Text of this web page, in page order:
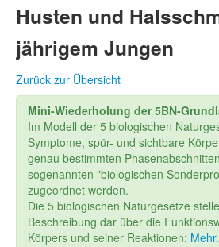
Husten und
jährigem Jungen
Zurück zur Übersicht
Mini-Wiederholung der 5BN-
Im Modell der 5 biologischen
Symptome, spür- und sichtbare
genau bestimmten
sogenannten "biologischen
zugeordnet werden.
Die 5 biologischen Naturgesetze
Beschreibung dar über die
Körpers und seiner Reaktionen: